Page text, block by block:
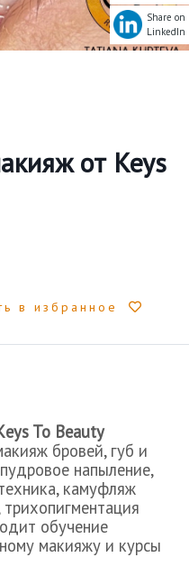
от Keys
в избранное
eys To Beauty
бровей, губ и
напыление,
камуфляж
обучение
макияжу и курсы
Share on
LinkedIn